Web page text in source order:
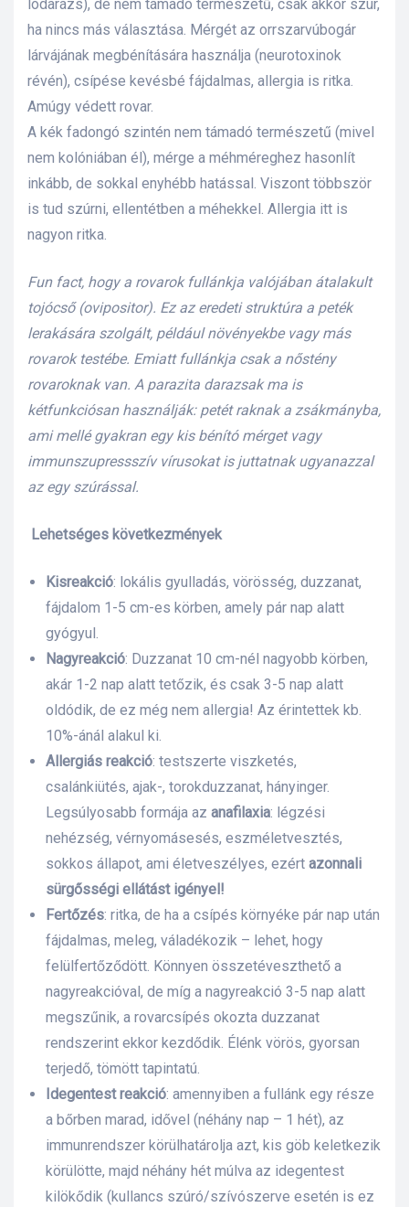
lódarázs), de nem támadó természetű, csak akkor szúr,
ha nincs más választása. Mérgét az orrszarvúbogár
lárvájának megbénítására használja (neurotoxinok
révén), csípése kevésbé fájdalmas, allergia is ritka.
Amúgy védett rovar.
A kék fadongó szintén nem támadó természetű (mivel
nem kolóniában él), mérge a méhméreghez hasonlít
inkább, de sokkal enyhébb hatással. Viszont többször
is tud szúrni, ellentétben a méhekkel. Allergia itt is
nagyon ritka.
Fun fact, hogy a rovarok fullánkja valójában átalakult
tojócső (ovipositor). Ez az eredeti struktúra a peték
lerakására szolgált, például növényekbe vagy más
rovarok testébe. Emiatt fullánkja csak a nőstény
rovaroknak van. A parazita darazsak ma is
kétfunkciósan használják: petét raknak a zsákmányba,
ami mellé gyakran egy kis bénító mérget vagy
immunszupressszív vírusokat is juttatnak ugyanazzal
az egy szúrással.
Lehetséges következmények
Kisreakció: lokális gyulladás, vörösség, duzzanat,
fájdalom 1-5 cm-es körben, amely pár nap alatt
gyógyul.
Nagyreakció: Duzzanat 10 cm-nél nagyobb körben,
akár 1-2 nap alatt tetőzik, és csak 3-5 nap alatt
oldódik, de ez még nem allergia! Az érintettek kb.
10%-ánál alakul ki.
Allergiás reakció: testszerte viszketés,
csalánkiütés, ajak-, torokduzzanat, hányinger.
Legsúlyosabb formája az anafilaxia: légzési
nehézség, vérnyomásesés, eszméletvesztés,
sokkos állapot, ami életveszélyes, ezért azonnali
sürgősségi ellátást igényel!
Fertőzés: ritka, de ha a csípés környéke pár nap után
fájdalmas, meleg, váladékozik – lehet, hogy
felülfertőződött. Könnyen összetéveszthető a
nagyreakcióval, de míg a nagyreakció 3-5 nap alatt
megszűnik, a rovarcsípés okozta duzzanat
rendszerint ekkor kezdődik. Élénk vörös, gyorsan
terjedő, tömött tapintatú.
Idegentest reakció: amennyiben a fullánk egy része
a bőrben marad, idővel (néhány nap – 1 hét), az
immunrendszer körülhatárolja azt, kis göb keletkezik
körülötte, majd néhány hét múlva az idegentest
kilökődik (kullancs szúró/szívószerve esetén is ez